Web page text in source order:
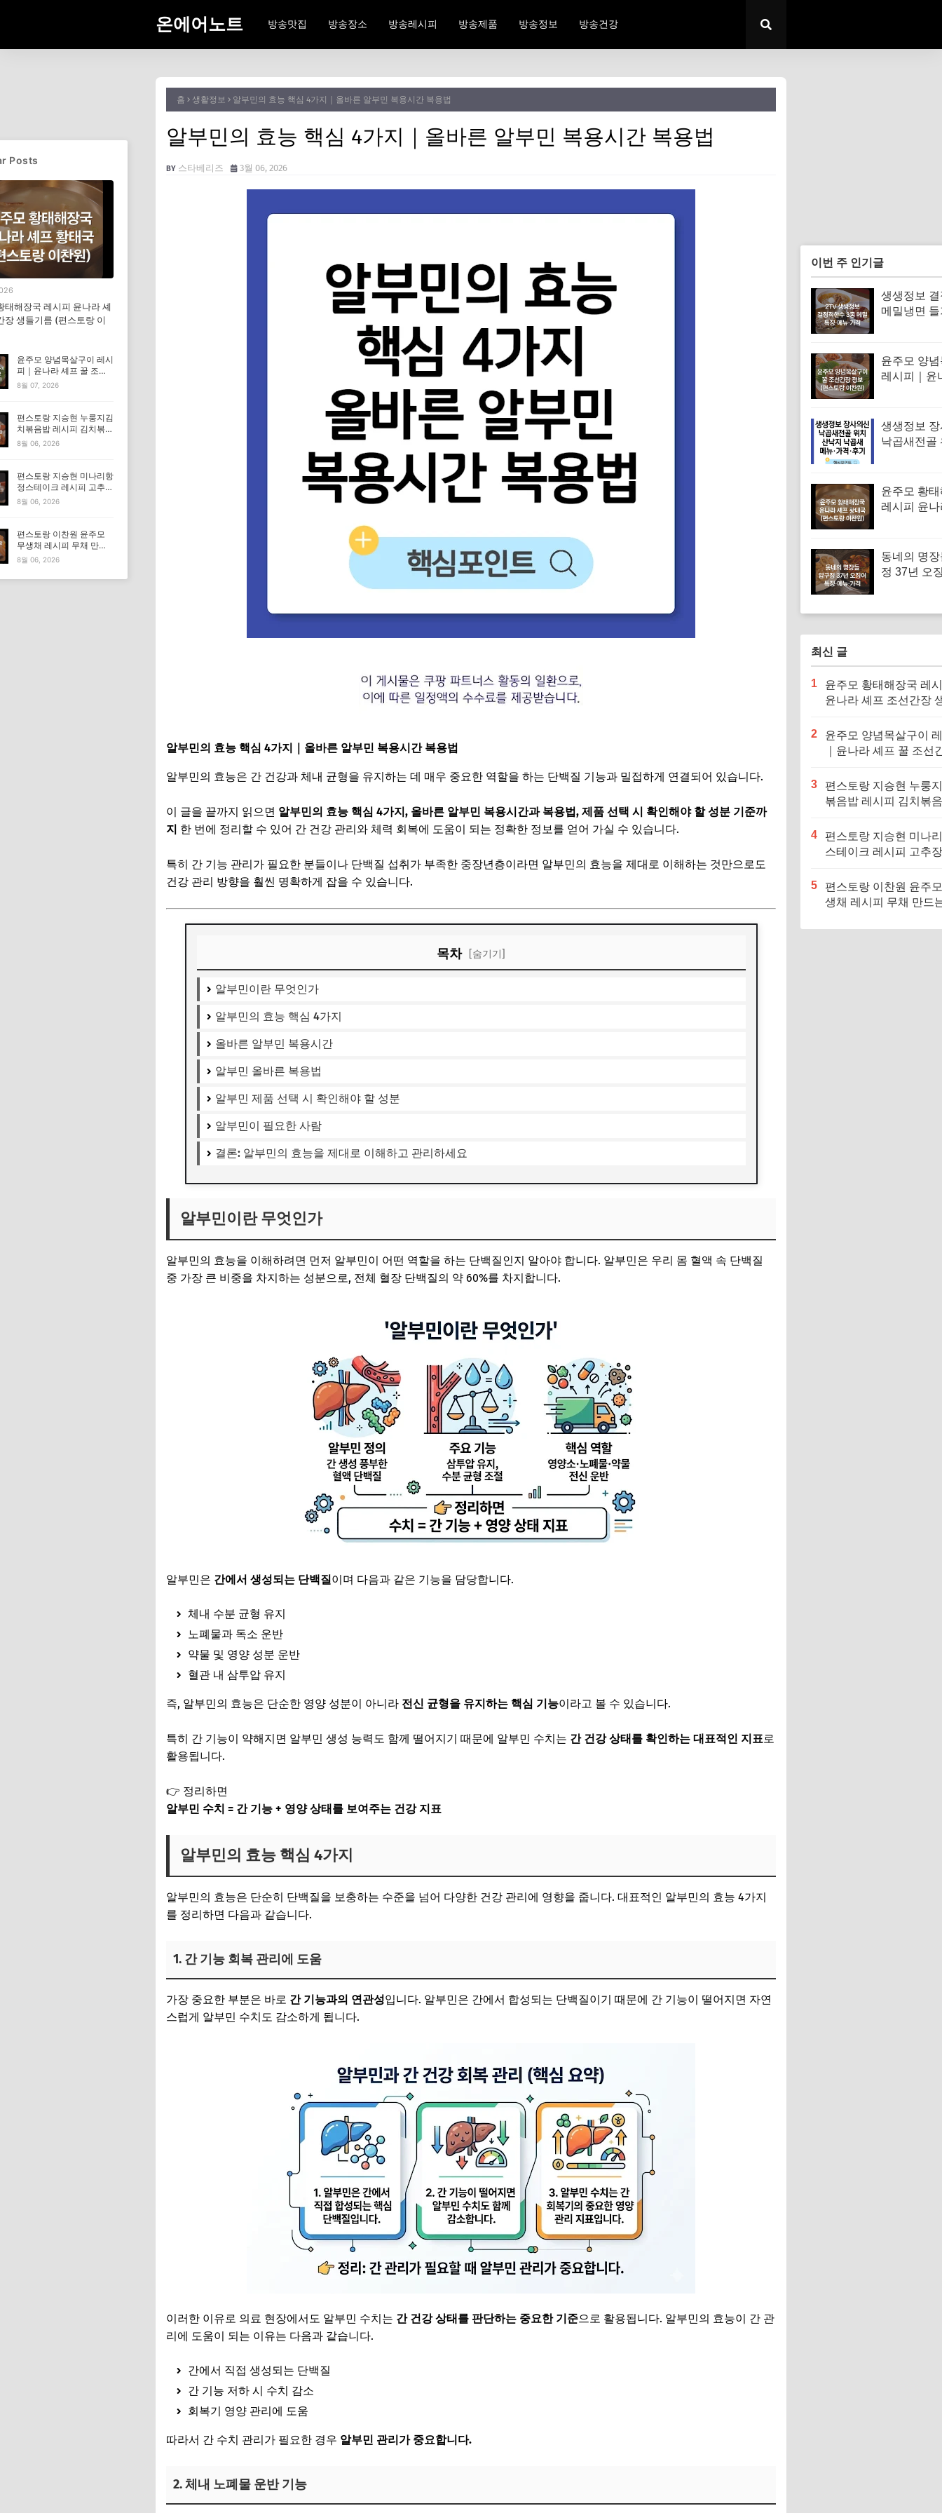
온에어노트 방송맛집 방송장소 방송레시피 방송제품 방송정보 방송건강
홈 생활정보 알부민의 효능 핵심 4가지｜올바른 알부민 복용시간 복용법
알부민의 효능 핵심 4가지｜올바른 알부민 복용시간 복용법
스타베리즈 3월 06, 2026
알부민의 효능 핵심 4가지｜올바른 알부민 복용시간 복용법
알부민의 효능은 간 건강과 체내 균형을 유지하는 데 매우 중요한 역할을 하는 단백질 기능과 밀접하게 연결되어 있습니다.
이 글을 끝까지 읽으면 알부민의 효능 핵심 4가지, 올바른 알부민 복용시간과 복용법, 제품 선택 시 확인해야 할 성분 기준까
지 한 번에 정리할 수 있어 간 건강 관리와 체력 회복에 도움이 되는 정확한 정보를 얻어 가실 수 있습니다.
특히 간 기능 관리가 필요한 분들이나 단백질 섭취가 부족한 중장년층이라면 알부민의 효능을 제대로 이해하는 것만으로도
건강 관리 방향을 훨씬 명확하게 잡을 수 있습니다.
목차 [숨기기]
알부민이란 무엇인가
알부민의 효능 핵심 4가지
올바른 알부민 복용시간
알부민 올바른 복용법
알부민 제품 선택 시 확인해야 할 성분
알부민이 필요한 사람
결론: 알부민의 효능을 제대로 이해하고 관리하세요
알부민이란 무엇인가
알부민의 효능을 이해하려면 먼저 알부민이 어떤 역할을 하는 단백질인지 알아야 합니다. 알부민은 우리 몸 혈액 속 단백질
중 가장 큰 비중을 차지하는 성분으로, 전체 혈장 단백질의 약 60%를 차지합니다.
알부민은 간에서 생성되는 단백질이며 다음과 같은 기능을 담당합니다.
체내 수분 균형 유지
노폐물과 독소 운반
약물 및 영양 성분 운반
혈관 내 삼투압 유지
즉, 알부민의 효능은 단순한 영양 성분이 아니라 전신 균형을 유지하는 핵심 기능이라고 볼 수 있습니다.
특히 간 기능이 약해지면 알부민 생성 능력도 함께 떨어지기 때문에 알부민 수치는 간 건강 상태를 확인하는 대표적인 지표로
활용됩니다.
👉 정리하면
알부민 수치 = 간 기능 + 영양 상태를 보여주는 건강 지표
알부민의 효능 핵심 4가지
알부민의 효능은 단순히 단백질을 보충하는 수준을 넘어 다양한 건강 관리에 영향을 줍니다. 대표적인 알부민의 효능 4가지
를 정리하면 다음과 같습니다.
1. 간 기능 회복 관리에 도움
가장 중요한 부분은 바로 간 기능과의 연관성입니다. 알부민은 간에서 합성되는 단백질이기 때문에 간 기능이 떨어지면 자연
스럽게 알부민 수치도 감소하게 됩니다.
이러한 이유로 의료 현장에서도 알부민 수치는 간 건강 상태를 판단하는 중요한 기준으로 활용됩니다. 알부민의 효능이 간 관
리에 도움이 되는 이유는 다음과 같습니다.
간에서 직접 생성되는 단백질
간 기능 저하 시 수치 감소
회복기 영양 관리에 도움
따라서 간 수치 관리가 필요한 경우 알부민 관리가 중요합니다.
2. 체내 노폐물 운반 기능
이번 주 인기글
생생정보
메밀냉면
격
윤주모 양
레시피｜윤
생생정보
낙곱새전골
뉴·가격·후
윤주모 황
레시피 윤
동네의 명
정 37년 오
음 특징·메
최신 글
1
윤주모 황태해장국 레
윤나라 셰프 조선간장
2
윤주모 양념목살구이
｜윤나라 셰프 꿀 조선
3
편스토랑 지승현 누룽
볶음밥 레시피 김치볶
4
편스토랑 지승현 미나
스테이크 레시피 고추
5
편스토랑 이찬원 윤주
생채 레시피 무채 만드
Posts
태해장국 레시피 윤나라 셰
장 생들기름 (편스토랑 이
윤주모 양념목살구이 레시
피｜윤나라 셰프 꿀 조선
간장 정보 (편스토랑 이찬
8월 07, 2026
편스토랑 지승현 누룽지김
치볶음밥 레시피 김치볶음
밥 만드는법
8월 06, 2026
편스토랑 지승현 미나리항
정스테이크 레시피 고추장
마요소스 만드는법
8월 06, 2026
편스토랑 이찬원 윤주모
무생채 레시피 무채 만드
는법
8월 06, 2026